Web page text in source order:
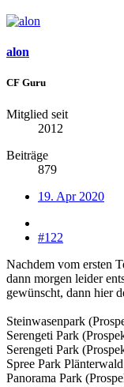
alon
CF Guru
Mitglied seit
2012
Beiträge
879
19. Apr 2020
#122
Nachdem vom ersten
dann morgen leider
gewünscht, dann hier
Steinwasenpark
Serengeti Park
Serengeti Park
Spree Park
Panorama Park